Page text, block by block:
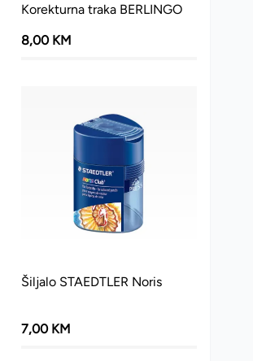
Korekturna traka BERLINGO
8,00 KM
Šiljalo STAEDTLER Noris
7,00 KM